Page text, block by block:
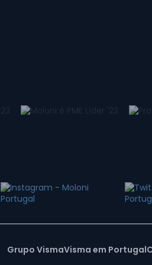
Grupo VismaVisma em Portugal